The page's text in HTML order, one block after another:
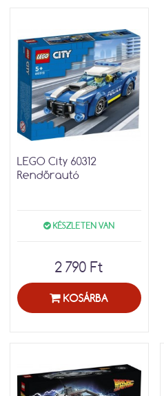
LEGO City 60312
Rendőrautó
KÉSZLETEN VAN
2 790 Ft
KOSÁRBA